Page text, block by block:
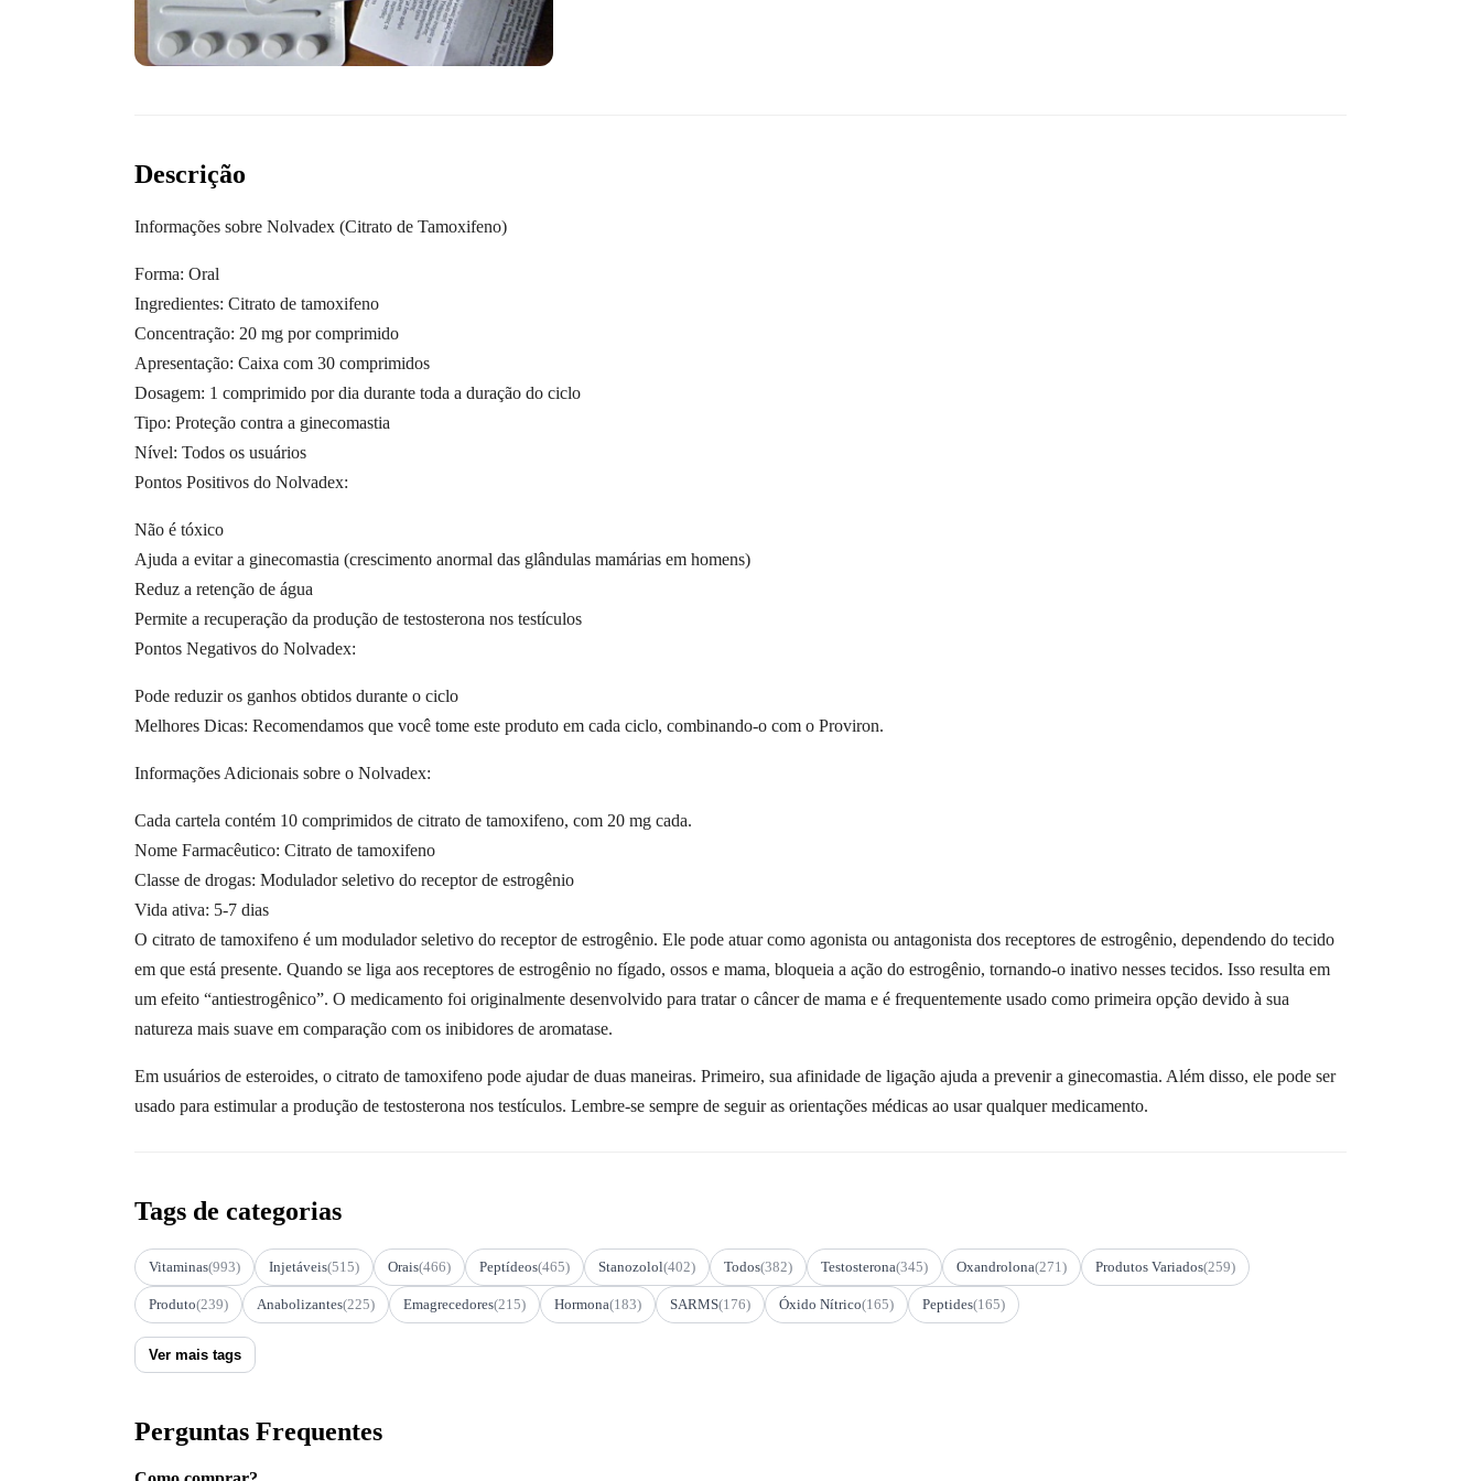
Descrição
Informações sobre Nolvadex (Citrato de Tamoxifeno)
Forma: Oral
Ingredientes: Citrato de tamoxifeno
Concentração: 20 mg por comprimido
Apresentação: Caixa com 30 comprimidos
Dosagem: 1 comprimido por dia durante toda a duração do ciclo
Tipo: Proteção contra a ginecomastia
Nível: Todos os usuários
Pontos Positivos do Nolvadex:
Não é tóxico
Ajuda a evitar a ginecomastia (crescimento anormal das glândulas mamárias em homens)
Reduz a retenção de água
Permite a recuperação da produção de testosterona nos testículos
Pontos Negativos do Nolvadex:
Pode reduzir os ganhos obtidos durante o ciclo
Melhores Dicas: Recomendamos que você tome este produto em cada ciclo, combinando-o com o Proviron.
Informações Adicionais sobre o Nolvadex:
Cada cartela contém 10 comprimidos de citrato de tamoxifeno, com 20 mg cada.
Nome Farmacêutico: Citrato de tamoxifeno
Classe de drogas: Modulador seletivo do receptor de estrogênio
Vida ativa: 5-7 dias
O citrato de tamoxifeno é um modulador seletivo do receptor de estrogênio. Ele pode atuar como agonista ou antagonista dos receptores de estrogênio, dependendo do tecido
em que está presente. Quando se liga aos receptores de estrogênio no fígado, ossos e mama, bloqueia a ação do estrogênio, tornando-o inativo nesses tecidos. Isso resulta em
um efeito “antiestrogênico”. O medicamento foi originalmente desenvolvido para tratar o câncer de mama e é frequentemente usado como primeira opção devido à sua
natureza mais suave em comparação com os inibidores de aromatase.
Em usuários de esteroides, o citrato de tamoxifeno pode ajudar de duas maneiras. Primeiro, sua afinidade de ligação ajuda a prevenir a ginecomastia. Além disso, ele pode ser
usado para estimular a produção de testosterona nos testículos. Lembre-se sempre de seguir as orientações médicas ao usar qualquer medicamento.
Tags de categorias
Vitaminas(993) Injetáveis(515) Orais(466) Peptídeos(465) Stanozolol(402) Todos(382) Testosterona(345) Oxandrolona(271) Produtos Variados(259)
Produto(239) Anabolizantes(225) Emagrecedores(215) Hormona(183) SARMS(176) Óxido Nítrico(165) Peptides(165)
Ver mais tags
Perguntas Frequentes